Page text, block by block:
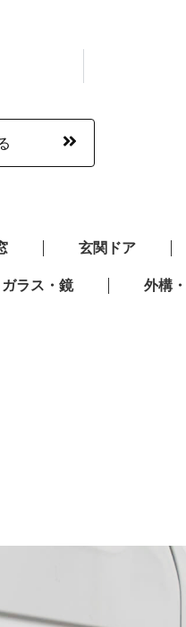
玄関ドア
ガラス・鏡 外構